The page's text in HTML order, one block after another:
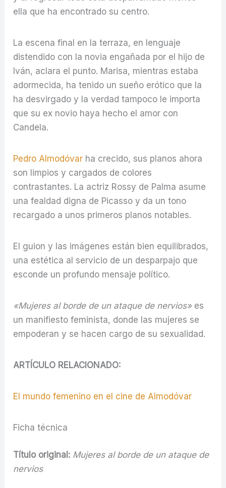
ella que ha encontrado su centro.
La escena final en la terraza, en lenguaje
distendido con la novia engañada por el hijo de
Iván, aclara el punto. Marisa, mientras estaba
adormecida, ha tenido un sueño erótico que la
ha desvirgado y la verdad tampoco le importa
que su ex novio haya hecho el amor con
Candela.
Pedro Almodóvar ha crecido, sus planos ahora
son limpios y cargados de colores
contrastantes. La actriz Rossy de Palma asume
una fealdad digna de Picasso y da un tono
recargado a unos primeros planos notables.
El guion y las imágenes están bien equilibrados,
una estética al servicio de un desparpajo que
esconde un profundo mensaje político.
«Mujeres al borde de un ataque de nervios» es
un manifiesto feminista, donde las mujeres se
empoderan y se hacen cargo de su sexualidad.
ARTÍCULO RELACIONADO:
El mundo femenino en el cine de Almodóvar
Ficha técnica
Título original: Mujeres al borde de un ataque de
nervios